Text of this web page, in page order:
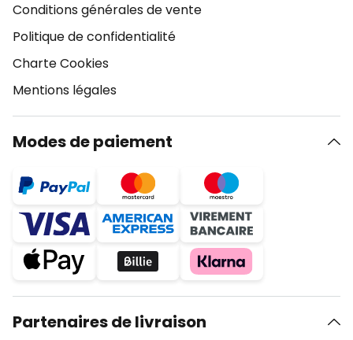
Conditions générales de vente
Politique de confidentialité
Charte Cookies
Mentions légales
Modes de paiement
Partenaires de livraison